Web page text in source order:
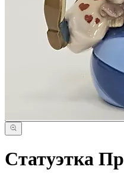
Статуэтка